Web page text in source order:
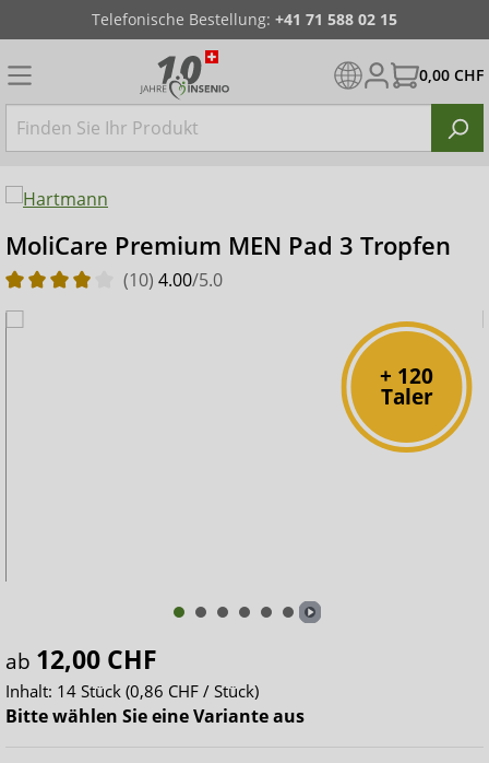
Telefonische Bestellung: +41 71 588 02 15
0,00 CHF
MoliCare Premium MEN Pad 3 Tropfen
(10) 4.00/5.0
+ 120
Taler
ab 12,00 CHF
Inhalt: 14 Stück (0,86 CHF / Stück)
Bitte wählen Sie eine Variante aus